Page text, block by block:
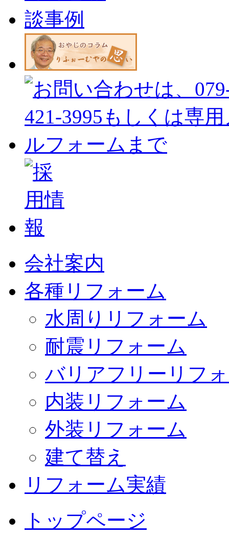
会社案内
各種リフォーム
水周りリフォーム
耐震リフォーム
バリアフリーリフ
内装リフォーム
外装リフォーム
建て替え
リフォーム実績
トップページ